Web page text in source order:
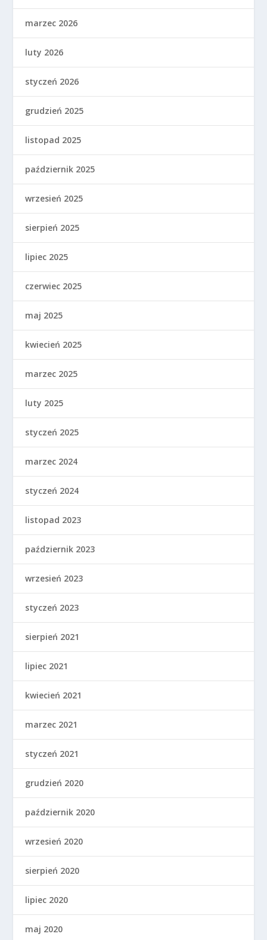
marzec 2026
luty 2026
styczeń 2026
grudzień 2025
listopad 2025
październik 2025
wrzesień 2025
sierpień 2025
lipiec 2025
czerwiec 2025
maj 2025
kwiecień 2025
marzec 2025
luty 2025
styczeń 2025
marzec 2024
styczeń 2024
listopad 2023
październik 2023
wrzesień 2023
styczeń 2023
sierpień 2021
lipiec 2021
kwiecień 2021
marzec 2021
styczeń 2021
grudzień 2020
październik 2020
wrzesień 2020
sierpień 2020
lipiec 2020
maj 2020